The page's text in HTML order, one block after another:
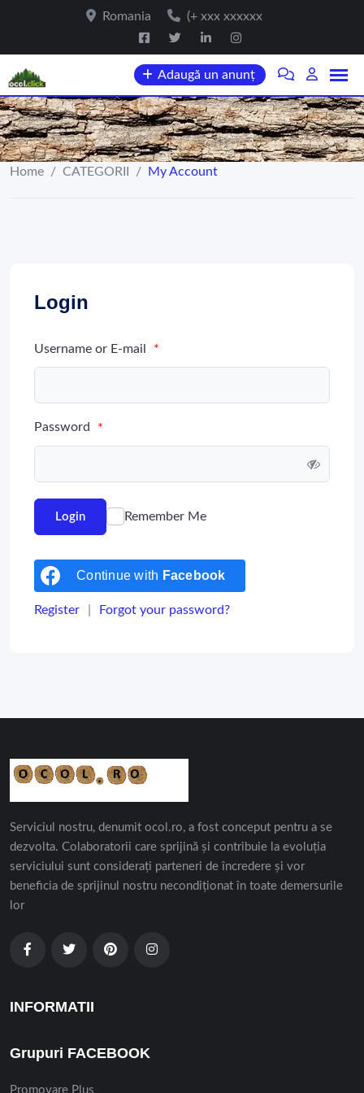
Romania (+ xxx xxxxxx
Adaugă un anunț
Home / CATEGORII / My Account
Login
Username or E-mail *
Password *
Login Remember Me
Continue with Facebook
Register Forgot your password?
Serviciul nostru, denumit ocol.ro, a fost conceput pentru a se
dezvolta. Colaboratorii care sprijină și contribuie la evoluția
serviciului sunt considerați parteneri de încredere și vor
beneficia de sprijinul nostru necondiționat în toate demersurile
lor
INFORMATII
Grupuri FACEBOOK
Promovare Plus